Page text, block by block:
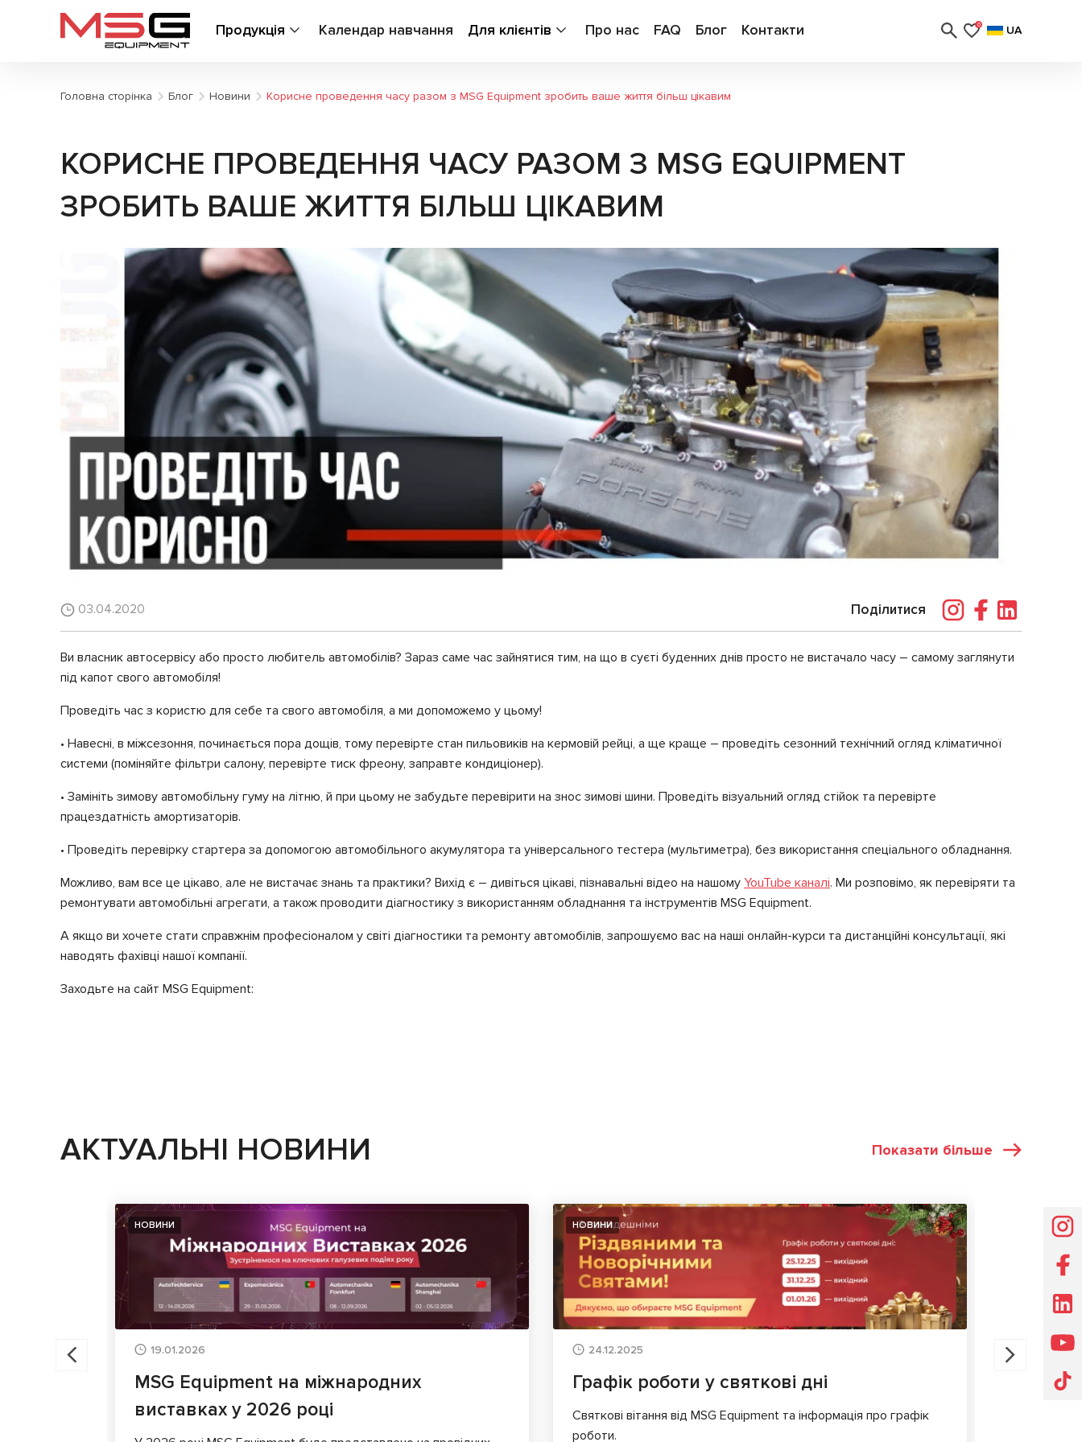
Продукція Календар навчання Для клієнтів Про нас FAQ Блог Контакти 0 UA
Головна сторінка Блог Новини Корисне проведення часу разом з MSG Equipment зробить ваше життя більш цікавим
КОРИСНЕ ПРОВЕДЕННЯ ЧАСУ РАЗОМ З MSG EQUIPMENT
ЗРОБИТЬ ВАШЕ ЖИТТЯ БІЛЬШ ЦІКАВИМ
03.04.2020 Поділитися
Ви власник автосервісу або просто любитель автомобілів? Зараз саме час зайнятися тим, на що в суєті буденних днів просто не вистачало часу – самому заглянути
під капот свого автомобіля!
Проведіть час з користю для себе та свого автомобіля, а ми допоможемо у цьому!
• Навесні, в міжсезоння, починається пора дощів, тому перевірте стан пильовиків на кермовій рейці, а ще краще – проведіть сезонний технічний огляд кліматичної
системи (поміняйте фільтри салону, перевірте тиск фреону, заправте кондиціонер).
• Замініть зимову автомобільну гуму на літню, й при цьому не забудьте перевірити на знос зимові шини. Проведіть візуальний огляд стійок та перевірте
працездатність амортизаторів.
• Проведіть перевірку стартера за допомогою автомобільного акумулятора та універсального тестера (мультиметра), без використання спеціального обладнання.
Можливо, вам все це цікаво, але не вистачає знань та практики? Вихід є – дивіться цікаві, пізнавальні відео на нашому YouTube каналі. Ми розповімо, як перевіряти та
ремонтувати автомобільні агрегати, а також проводити діагностику з використанням обладнання та інструментів MSG Equipment.
А якщо ви хочете стати справжнім професіоналом у світі діагностики та ремонту автомобілів, запрошуємо вас на наші онлайн-курси та дистанційні консультації, які
наводять фахівці нашої компанії.
Заходьте на сайт MSG Equipment:
АКТУАЛЬНІ НОВИНИ Показати більше
НОВИНИ
19.01.2026
MSG Equipment на міжнародних
виставках у 2026 році
НОВИНИ
24.12.2025
Графік роботи у святкові дні
Святкові вітання від MSG Equipment та інформація про графік
роботи.
MS561